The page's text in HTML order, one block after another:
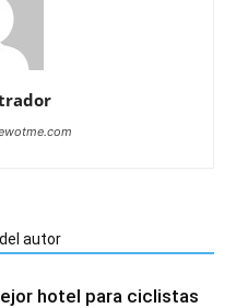
autor
hotel para ciclistas